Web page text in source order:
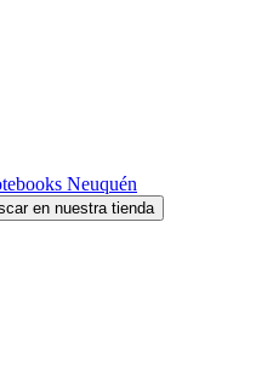
en nuestra tienda